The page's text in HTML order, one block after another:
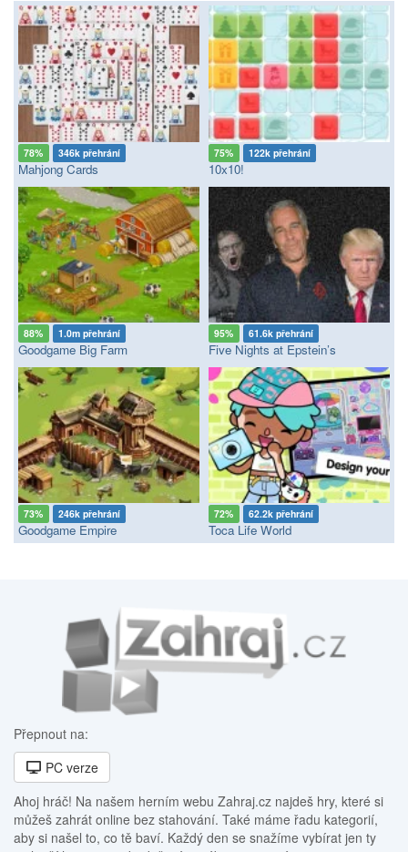
78% 346k přehrání
Mahjong Cards
75% 122k přehrání
10x10!
88% 1.0m přehrání
Goodgame Big Farm
95% 61.6k přehrání
Five Nights at Epstein’s
73% 246k přehrání
Goodgame Empire
72% 62.2k přehrání
Toca Life World
Přepnout na:
PC verze
Ahoj hráč! Na našem herním webu Zahraj.cz najdeš hry, které si
můžeš zahrát online bez stahování. Také máme řadu kategorií,
aby si našel to, co tě baví. Každý den se snažíme vybírat jen ty